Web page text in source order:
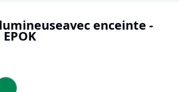
enceinte -